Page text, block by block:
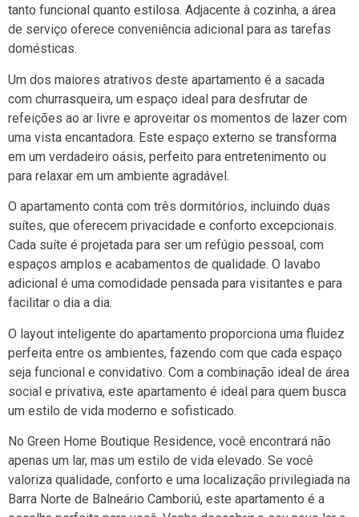
tanto funcional quanto estilosa. Adjacente à cozinha, a área
de serviço oferece conveniência adicional para as tarefas
domésticas.
Um dos maiores atrativos deste apartamento é a sacada
com churrasqueira, um espaço ideal para desfrutar de
refeições ao ar livre e aproveitar os momentos de lazer com
uma vista encantadora. Este espaço externo se transforma
em um verdadeiro oásis, perfeito para entretenimento ou
para relaxar em um ambiente agradável.
O apartamento conta com três dormitórios, incluindo duas
suítes, que oferecem privacidade e conforto excepcionais.
Cada suíte é projetada para ser um refúgio pessoal, com
espaços amplos e acabamentos de qualidade. O lavabo
adicional é uma comodidade pensada para visitantes e para
facilitar o dia a dia.
O layout inteligente do apartamento proporciona uma fluidez
perfeita entre os ambientes, fazendo com que cada espaço
seja funcional e convidativo. Com a combinação ideal de área
social e privativa, este apartamento é ideal para quem busca
um estilo de vida moderno e sofisticado.
No Green Home Boutique Residence, você encontrará não
apenas um lar, mas um estilo de vida elevado. Se você
valoriza qualidade, conforto e uma localização privilegiada na
Barra Norte de Balneário Camboriú, este apartamento é a